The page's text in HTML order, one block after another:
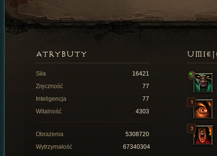
ATRYBUTY
Siła
16421
Zręczność
77
Inteligencja
77
Witalność
4303
Obrażenia
5308720
Wytrzymałość
67340304